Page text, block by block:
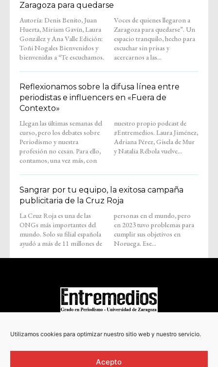
Utilizamos cookies para optimizar nuestro sitio web y nuestro servicio.
Acepto
Zaragoza para quedarse
Autoría: Denis Benito, Juan
Huerta, Miriam Gavín, Laura
González y Ana Valle Edición:
Toñi Nogales Bienvenidos y
bienvenidas a “Te escuchamos.
Voces de quienes llegaron a
Zaragoza para quedarse”. Un
espacio tranquilo, hecho para
escuchar sin prisas y
acercarnos a las...
Reflexionamos sobre la difusa línea entre
periodistas e influencers en «Fuera de
Contexto»
Llegan las últimas semanas del
curso, pero los debates sobre
Periodismo y nuestra
profesión no cesan. Para ello,
contamos, una vez más, con
nuestro propio podcast de
#Entremedios. Laura Jiménez,
Adriana Pérez, Gisela de Mur
y Natalia Rébola vuelve...
Sangrar por tu equipo, la exitosa campaña
publicitaria de la Cruz Roja
La Cruz Roja es una de las
ONGs más importantes del
mundo. Solo su filial española
ayudó a más de 11 millones de
personas en el mundo, pero
en 2023 tuvo problemas para
cumplir sus objetivos en
Noruega. Ese...